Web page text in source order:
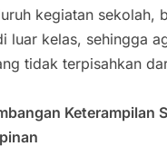
kegiatan sekolah,
luar kelas, sehingga
tidak terpisahkan
Keterampilan